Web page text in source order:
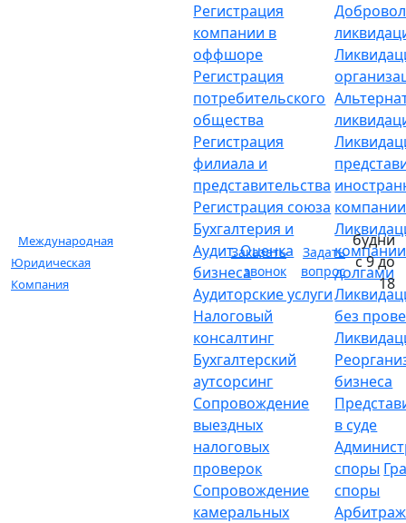
Международная
Юридическая
Компания
Регистрация
компании в
оффшоре
Регистрация
потребительского
общества
Регистрация
филиала и
представительства
Регистрация союза
Бухгалтерия и
Аудит. Оценка
бизнеса
Аудиторские услуги
Налоговый
консалтинг
Бухгалтерский
аутсорсинг
Сопровождение
выездных
налоговых
проверок
Сопровождение
камеральных
компании
долгами
без
бизнеса
в суде
споры
споры
Заказать
звонок
Задать
вопрос
будни
с 9 до
18